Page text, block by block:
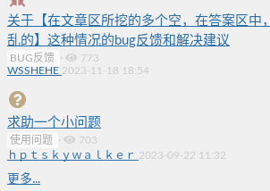
关于【在文章区所挖的多个空，在答案区中
乱的】这种情况的bug反馈和解决建议
BUG反馈 ·
773
WSSHEHE 2023-11-18 18:54
求助一个小问题
使用问题 ·
703
ｈｐｔｓｋｙｗａｌｋｅｒ 2023-09-22 11:32
更多...